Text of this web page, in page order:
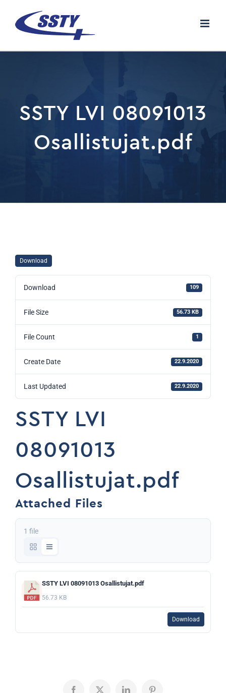
content
SSTY LVI 08091013
Osallistujat.pdf
Download
Download 109
File Size 56.73 KB
File Count 1
Create Date 22.9.2020
Last Updated 22.9.2020
SSTY LVI
08091013
Osallistujat.pdf
Attached Files
1 file
SSTY LVI 08091013 Osallistujat.pdf
56.73 KB
Download